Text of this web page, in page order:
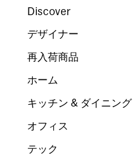
Discover
デザイナー
再入荷商品
ホーム
キッチン & ダイニング
オフィス
テック